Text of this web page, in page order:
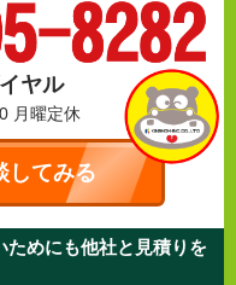
ヤル
月曜定休
してみる
ためにも他社と見積りを